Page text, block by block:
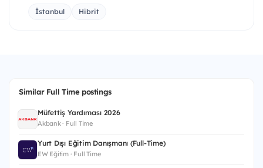
İstanbul Hibrit
Similar Full Time postings
Müfettiş Yardımcısı 2026
Akbank · Full Time
Yurt Dışı Eğitim Danışmanı (Full-Time)
EW Eğitim · Full Time